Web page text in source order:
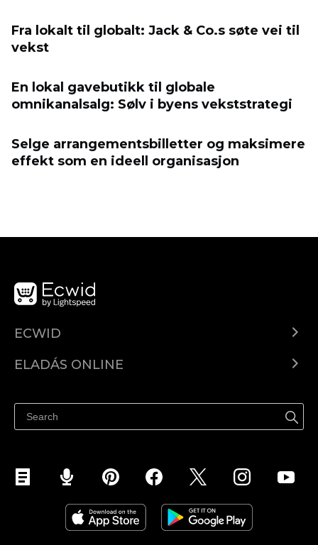
Fra lokalt til globalt: Jack & Co.s søte vei til
vekst
En lokal gavebutikk til globale
omnikanalsalg: Sølv i byens vekststrategi
Selge arrangementsbilletter og maksimere
effekt som en ideell organisasjon
ECWID
Árkalkuláció
ELADÁS ONLINE
Eladás a Facebookon
Eladás Instagramon